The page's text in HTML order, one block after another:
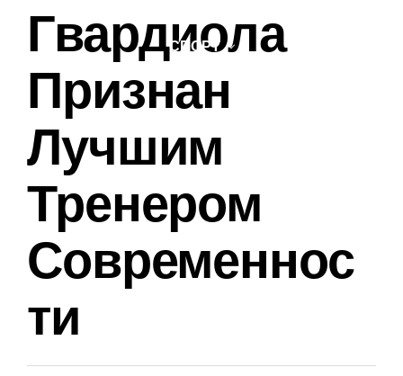
СПОРТ
Гвардиола
Признан
Лучшим
Тренером
Современнос
Ти